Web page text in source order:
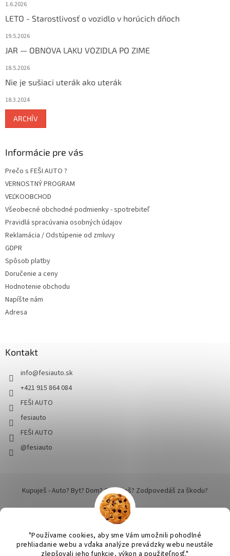
"Používame cookies, aby sme Vám umožnili pohodlné
prehliadanie webu a vďaka analýze prevádzky webu neustále
zlepšovali jeho funkcie, výkon a použiteľnosť."
1.6.2026
LETO - Starostlivosť o vozidlo v horúcich dňoch
19.5.2026
JAR — OBNOVA LAKU VOZIDLA PO ZIME
18.5.2026
Nie je sušiaci uterák ako uterák
18.3.2024
ARCHÍV
Informácie pre vás
Prečo s FEŠI AUTO ?
VERNOSTNÝ PROGRAM
VEĽKOOBCHOD
Všeobecné obchodné podmienky - spotrebiteľ
Pravidlá spracúvania osobných údajov
Reklamácia / Odstúpenie od zmluvy
GDPR
Spôsob platby
Doručenie a ceny
Hodnotenie obchodu
Napíšte nám
Adresa
Kontakt
info@fesiauto.sk
+421 915 864 084
FEŠI AUTO
fesiauto
FEŠI AUTO
@fesiauto
Kupuješ - Auto? Byt? Dom? Cestuješ? Zodpovedáš za škodu?